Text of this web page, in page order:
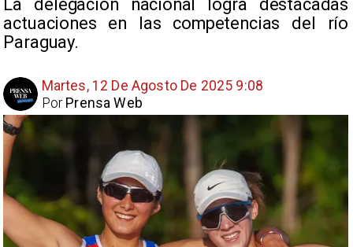
La delegación nacional logra destacadas
actuaciones en las competencias del río
Paraguay.
Martes, 12 De Agosto De 2025 9:08
Prensa Web
Por